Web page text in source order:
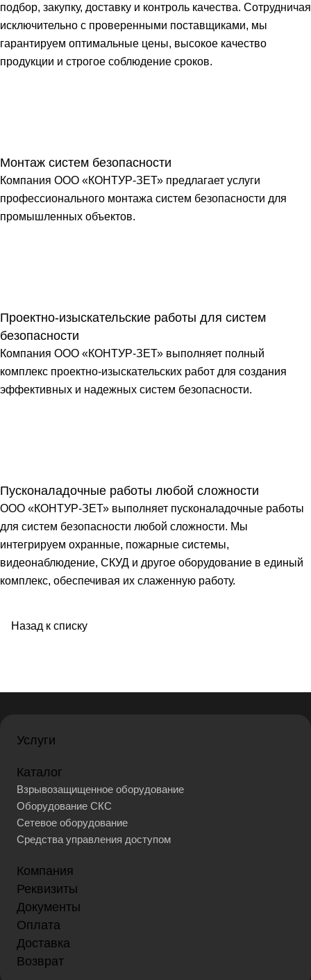
подбор, закупку, доставку и контроль качества. Сотрудничая
исключительно с проверенными поставщиками, мы
гарантируем оптимальные цены, высокое качество
продукции и строгое соблюдение сроков.
Монтаж систем безопасности
Компания ООО «КОНТУР-ЗЕТ» предлагает услуги
профессионального монтажа систем безопасности для
промышленных объектов.
Проектно-изыскательские работы для систем
безопасности
Компания ООО «КОНТУР-ЗЕТ» выполняет полный
комплекс проектно-изыскательских работ для создания
эффективных и надежных систем безопасности.
Пусконаладочные работы любой сложности
ООО «КОНТУР-ЗЕТ» выполняет пусконаладочные работы
для систем безопасности любой сложности. Мы
интегрируем охранные, пожарные системы,
видеонаблюдение, СКУД и другое оборудование в единый
комплекс, обеспечивая их слаженную работу.
Назад к списку
Услуги
Каталог
Взрывозащищенное оборудование
Оборудование СКС
Сетевое оборудование
Средства управления доступом
Компания
Реквизиты
Документы
Оплата
Доставка
Возврат